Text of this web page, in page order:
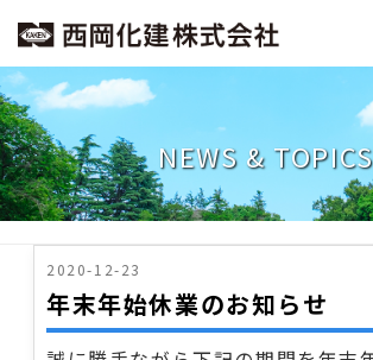
NEWS & TOPICS
2020-12-23
年末年始休業のお知らせ